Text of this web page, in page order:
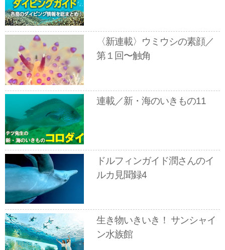
〈新連載〉ウミウシの素顔／
第１回〜触角
連載／新・海のいきもの11
ドルフィンガイド潤さんのイ
ルカ見聞録4
生き物いきいき！ サンシャイ
ン水族館